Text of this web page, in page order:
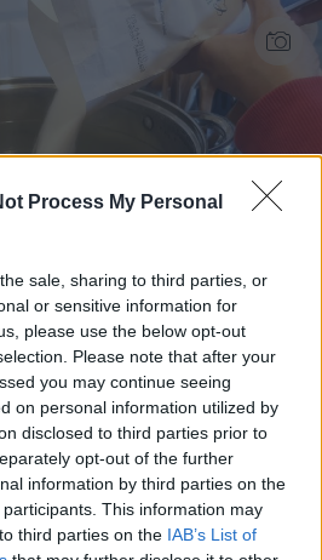
Process My Personal
sale, sharing to third parties, or
or sensitive information for
please use the below opt-out
Please note that after your
you may continue seeing
on personal information utilized by
disclosed to third parties prior to
opt-out of the further
information by third parties on the
participants. This information may
third parties on the IAB’s List of
cukrovú vodu do
kvas poriadne premiešame.
miešadlo na maltu.
čisté.